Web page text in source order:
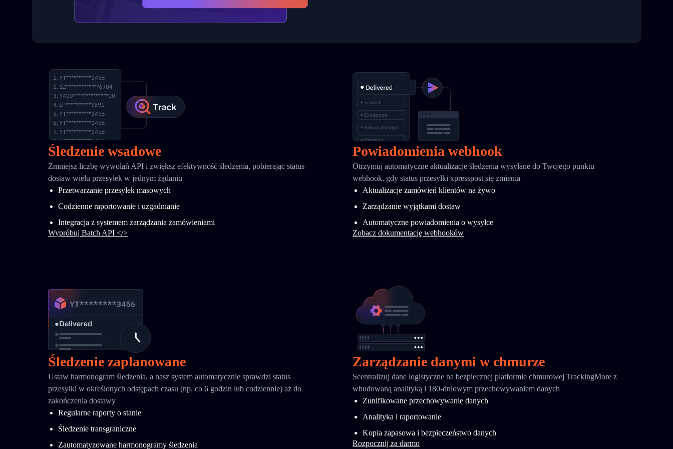
Śledzenie wsadowe
Zmniejsz liczbę wywołań API i zwiększ efektywność śledzenia, pobierając status
dostaw wielu przesyłek w jednym żądaniu
Przetwarzanie przesyłek masowych
Codzienne raportowanie i uzgadnianie
Integracja z systemem zarządzania zamówieniami
Wypróbuj Batch API </>
Powiadomienia webhook
Otrzymuj automatyczne aktualizacje śledzenia wysyłane do Twojego punktu
webhook, gdy status przesyłki xpresspost się zmienia
Aktualizacje zamówień klientów na żywo
Zarządzanie wyjątkami dostaw
Automatyczne powiadomienia o wysyłce
Zobacz dokumentację webhooków
Śledzenie zaplanowane
Ustaw harmonogram śledzenia, a nasz system automatycznie sprawdzi status
przesyłki w określonych odstępach czasu (np. co 6 godzin lub codziennie) aż do
zakończenia dostawy
Regularne raporty o stanie
Śledzenie transgraniczne
Zautomatyzowane harmonogramy śledzenia
Zarządzanie danymi w chmurze
Scentralizuj dane logistyczne na bezpiecznej platformie chmurowej TrackingMore z
wbudowaną analityką i 180-dniowym przechowywaniem danych
Zunifikowane przechowywanie danych
Analityka i raportowanie
Kopia zapasowa i bezpieczeństwo danych
Rozpocznij za darmo